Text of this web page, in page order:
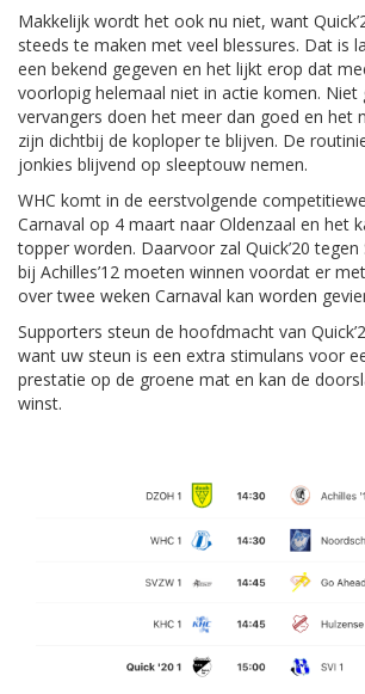
Makkelijk wordt het ook nu niet, want
steeds te maken met veel blessures. Dat is
een bekend gegeven en het lijkt erop dat
voorlopig helemaal niet in actie komen. Niet
vervangers doen het meer dan goed en het
zijn dichtbij de koploper te blijven. De
jonkies blijvend op sleeptouw nemen.
WHC komt in de eerstvolgende
Carnaval op 4 maart naar Oldenzaal en het
topper worden. Daarvoor zal Quick’20 tegen
bij Achilles’12 moeten winnen voordat er
over twee weken Carnaval kan worden
Supporters steun de hoofdmacht van
want uw steun is een extra stimulans voor
prestatie op de groene mat en kan de
winst.